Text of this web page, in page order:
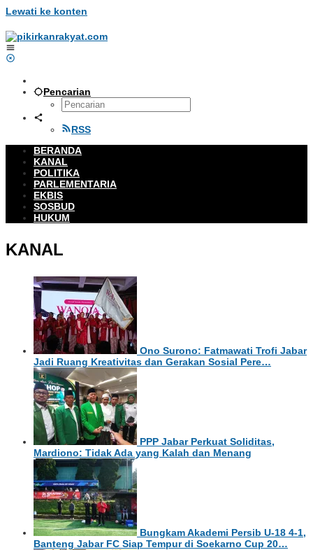
Lewati ke konten
Pencarian
RSS
BERANDA
KANAL
POLITIKA
PARLEMENTARIA
EKBIS
SOSBUD
HUKUM
KANAL
Ono Surono: Fatmawati Trofi Jabar
Jadi Ruang Kreativitas dan Gerakan Sosial Pere…
PPP Jabar Perkuat Soliditas,
Mardiono: Tidak Ada yang Kalah dan Menang
Bungkam Akademi Persib U-18 4-1,
Banteng Jabar FC Siap Tempur di Soekarno Cup 20…